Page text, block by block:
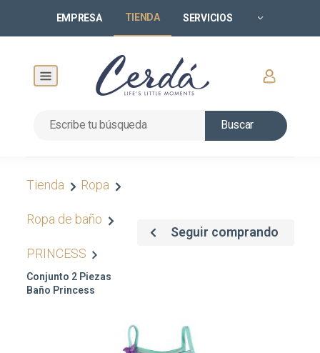
EMPRESA TIENDA SERVICIOS
Buscar
Tienda Ropa
Ropa de baño
PRINCESS
Conjunto 2 Piezas
Baño Princess
Seguir comprando